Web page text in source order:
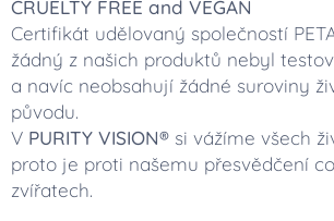
CRUELTY FREE and VEGAN
Certifikát udělovaný společností
žádný z našich produktů nebyl
a navíc neobsahují žádné suroviny
původu.
V PURITY VISION® si vážíme všech
proto je proti našemu přesvědčení
zvířatech.